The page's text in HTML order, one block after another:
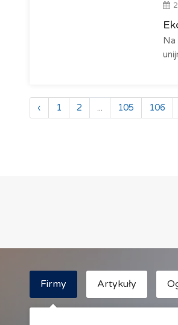
Na
‹ 1 2 ... 105 106
Firmy Artykuły